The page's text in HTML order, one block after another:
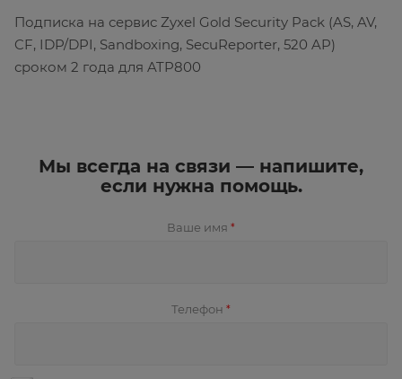
Подписка на сервис Zyxel Gold Security Pack (AS, AV,
CF, IDP/DPI, Sandboxing, SecuReporter, 520 AP)
сроком 2 года для ATP800
Мы всегда на связи — напишите,
если нужна помощь.
Ваше имя *
Телефон *